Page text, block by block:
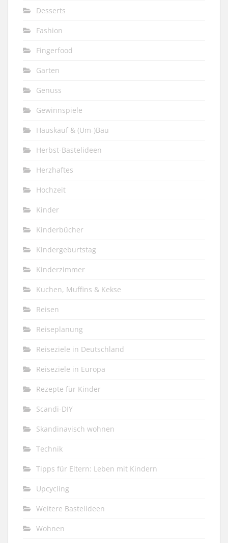
Desserts
Fashion
Fingerfood
Garten
Genuss
Gewinnspiele
Hauskauf & (Um-)Bau
Herbst-Bastelideen
Herzhaftes
Hochzeit
Kinder
Kinderbücher
Kindergeburtstag
Kinderzimmer
Kuchen, Muffins & Kekse
Reisen
Reiseplanung
Reiseziele in Deutschland
Reiseziele in Europa
Rezepte für Kinder
Scandi-DIY
Skandinavisch wohnen
Technik
Tipps für Eltern: Leben mit Kindern
Upcycling
Weitere Bastelideen
Wohnen